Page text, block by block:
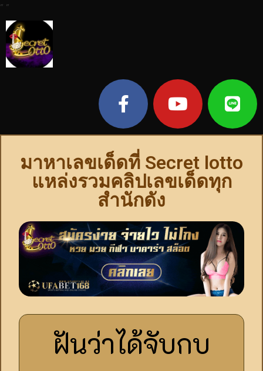
" "
มาหาเลขเด็ดที่ Secret lotto
แหล่งรวมคลิปเลขเด็ดทุก
สำนักดัง
ฝันว่าได้จับกบ